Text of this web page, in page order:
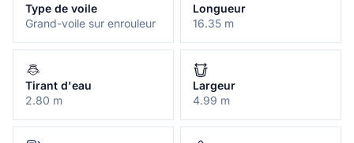
Type de voile
Grand-voile sur enrouleur
Longueur
16.35 m
Tirant d'eau
2.80 m
Largeur
4.99 m